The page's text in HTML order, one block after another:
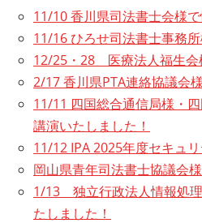
11/10 香川県司法書士会様
11/16 ひろせ司法書士事務
12/25・28 医療法人福生会
2/17 香川県PTA連絡協議会
11/11 四国総合通信局様・
講演いたしました！
11/12 IPA 2025年度セキュ
岡山県青年司法書士協議会
1/13 独立行政法人情報処理
たしました！